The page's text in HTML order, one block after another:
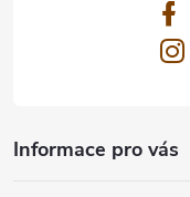
Informace pro vás